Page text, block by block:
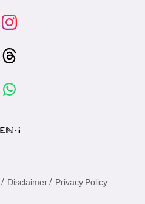
/ Disclaimer / Privacy Policy